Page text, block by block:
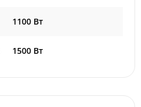
1100 Вт
1500 Вт